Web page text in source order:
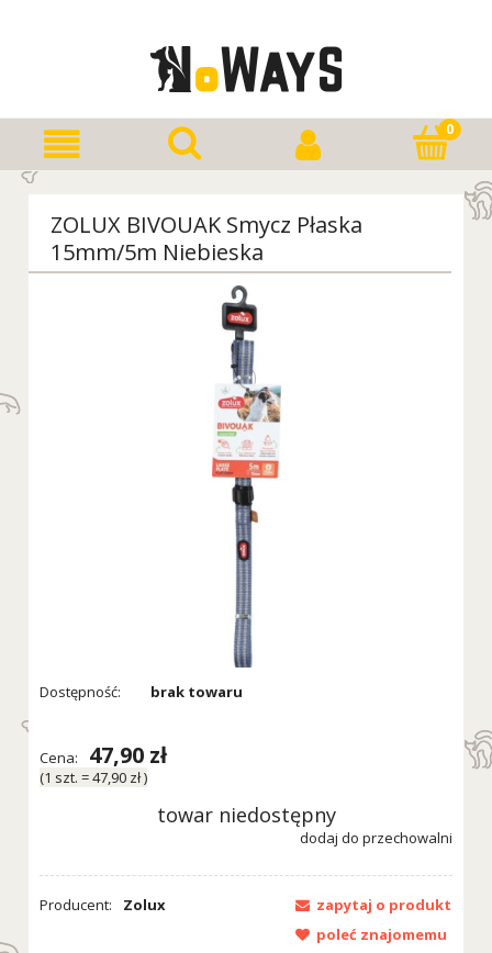
ZOLUX BIVOUAK Smycz Płaska
15mm/5m Niebieska
Dostępność: brak towaru
Cena: 47,90 zł
(1 szt. =47,90 zł)
towar niedostępny
dodaj do przechowalni
Producent: Zolux
zapytaj o produkt
poleć znajomemu